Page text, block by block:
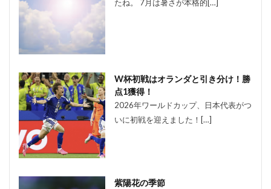
たね。 7月は暑さが本格的[…]
W杯初戦はオランダと引き分け！勝
点1獲得！
2026年ワールドカップ、日本代表がつ
いに初戦を迎えました！[…]
紫陽花の季節